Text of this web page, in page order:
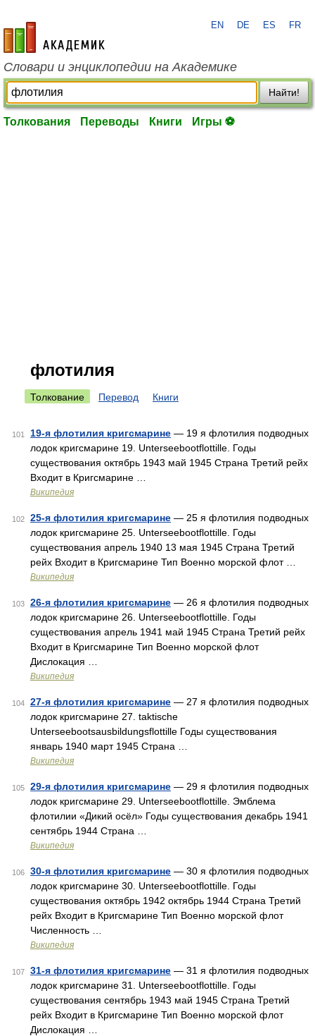
academic.ru
EN DE ES FR
Словари и энциклопедии на Академике
Найти!
Толкования Переводы Книги Игры ⚽
флотилия
Толкование Перевод Книги
101 19-я флотилия кригсмарине — 19 я флотилия подводных
лодок кригсмарине 19. Unterseebootflottille. Годы
существования октябрь 1943 май 1945 Страна Третий рейх
Входит в Кригсмарине …
Википедия
102 25-я флотилия кригсмарине — 25 я флотилия подводных
лодок кригсмарине 25. Unterseebootflottille. Годы
существования апрель 1940 13 мая 1945 Страна Третий
рейх Входит в Кригсмарине Тип Военно морской флот …
Википедия
103 26-я флотилия кригсмарине — 26 я флотилия подводных
лодок кригсмарине 26. Unterseebootflottille. Годы
существования апрель 1941 май 1945 Страна Третий рейх
Входит в Кригсмарине Тип Военно морской флот
Дислокация …
Википедия
104 27-я флотилия кригсмарине — 27 я флотилия подводных
лодок кригсмарине 27. taktische
Unterseebootsausbildungsflottille Годы существования
январь 1940 март 1945 Страна …
Википедия
105 29-я флотилия кригсмарине — 29 я флотилия подводных
лодок кригсмарине 29. Unterseebootflottille. Эмблема
флотилии «Дикий осёл» Годы существования декабрь 1941
сентябрь 1944 Страна …
Википедия
106 30-я флотилия кригсмарине — 30 я флотилия подводных
лодок кригсмарине 30. Unterseebootflottille. Годы
существования октябрь 1942 октябрь 1944 Страна Третий
рейх Входит в Кригсмарине Тип Военно морской флот
Численность …
Википедия
107 31-я флотилия кригсмарине — 31 я флотилия подводных
лодок кригсмарине 31. Unterseebootflottille. Годы
существования сентябрь 1943 май 1945 Страна Третий
рейх Входит в Кригсмарине Тип Военно морской флот
Дислокация …